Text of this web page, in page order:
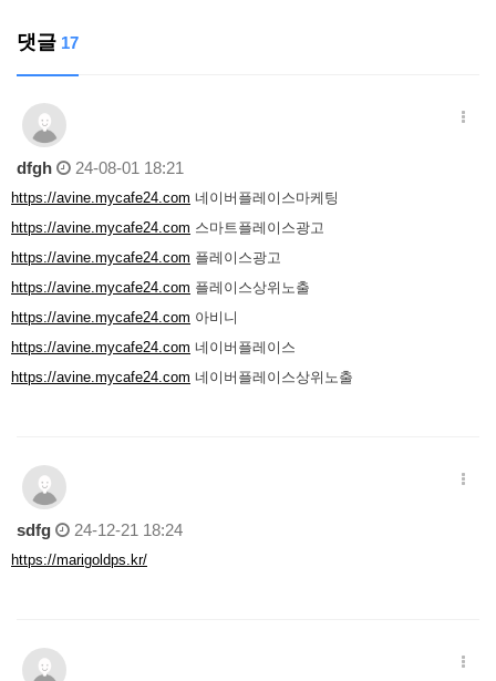
댓글 17
dfgh 24-08-01 18:21
https://avine.mycafe24.com 네이버플레이스마케팅
https://avine.mycafe24.com 스마트플레이스광고
https://avine.mycafe24.com 플레이스광고
https://avine.mycafe24.com 플레이스상위노출
https://avine.mycafe24.com 아비니
https://avine.mycafe24.com 네이버플레이스
https://avine.mycafe24.com 네이버플레이스상위노출
sdfg 24-12-21 18:24
https://marigoldps.kr/